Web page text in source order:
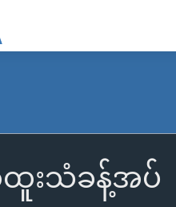
ထူးသံခန့်အပ်